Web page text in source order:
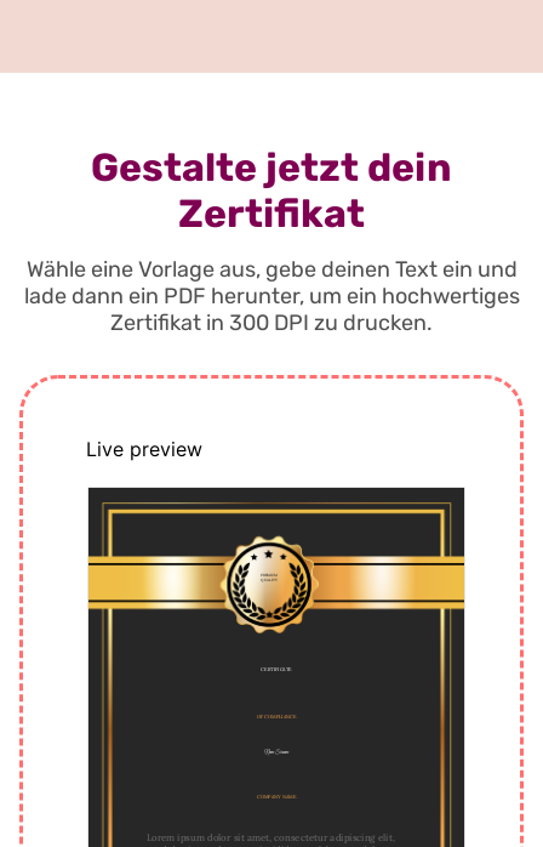
Gestalte jetzt dein
Zertifikat
Wähle eine Vorlage aus, gebe deinen Text ein und
lade dann ein PDF herunter, um ein hochwertiges
Zertifikat in 300 DPI zu drucken.